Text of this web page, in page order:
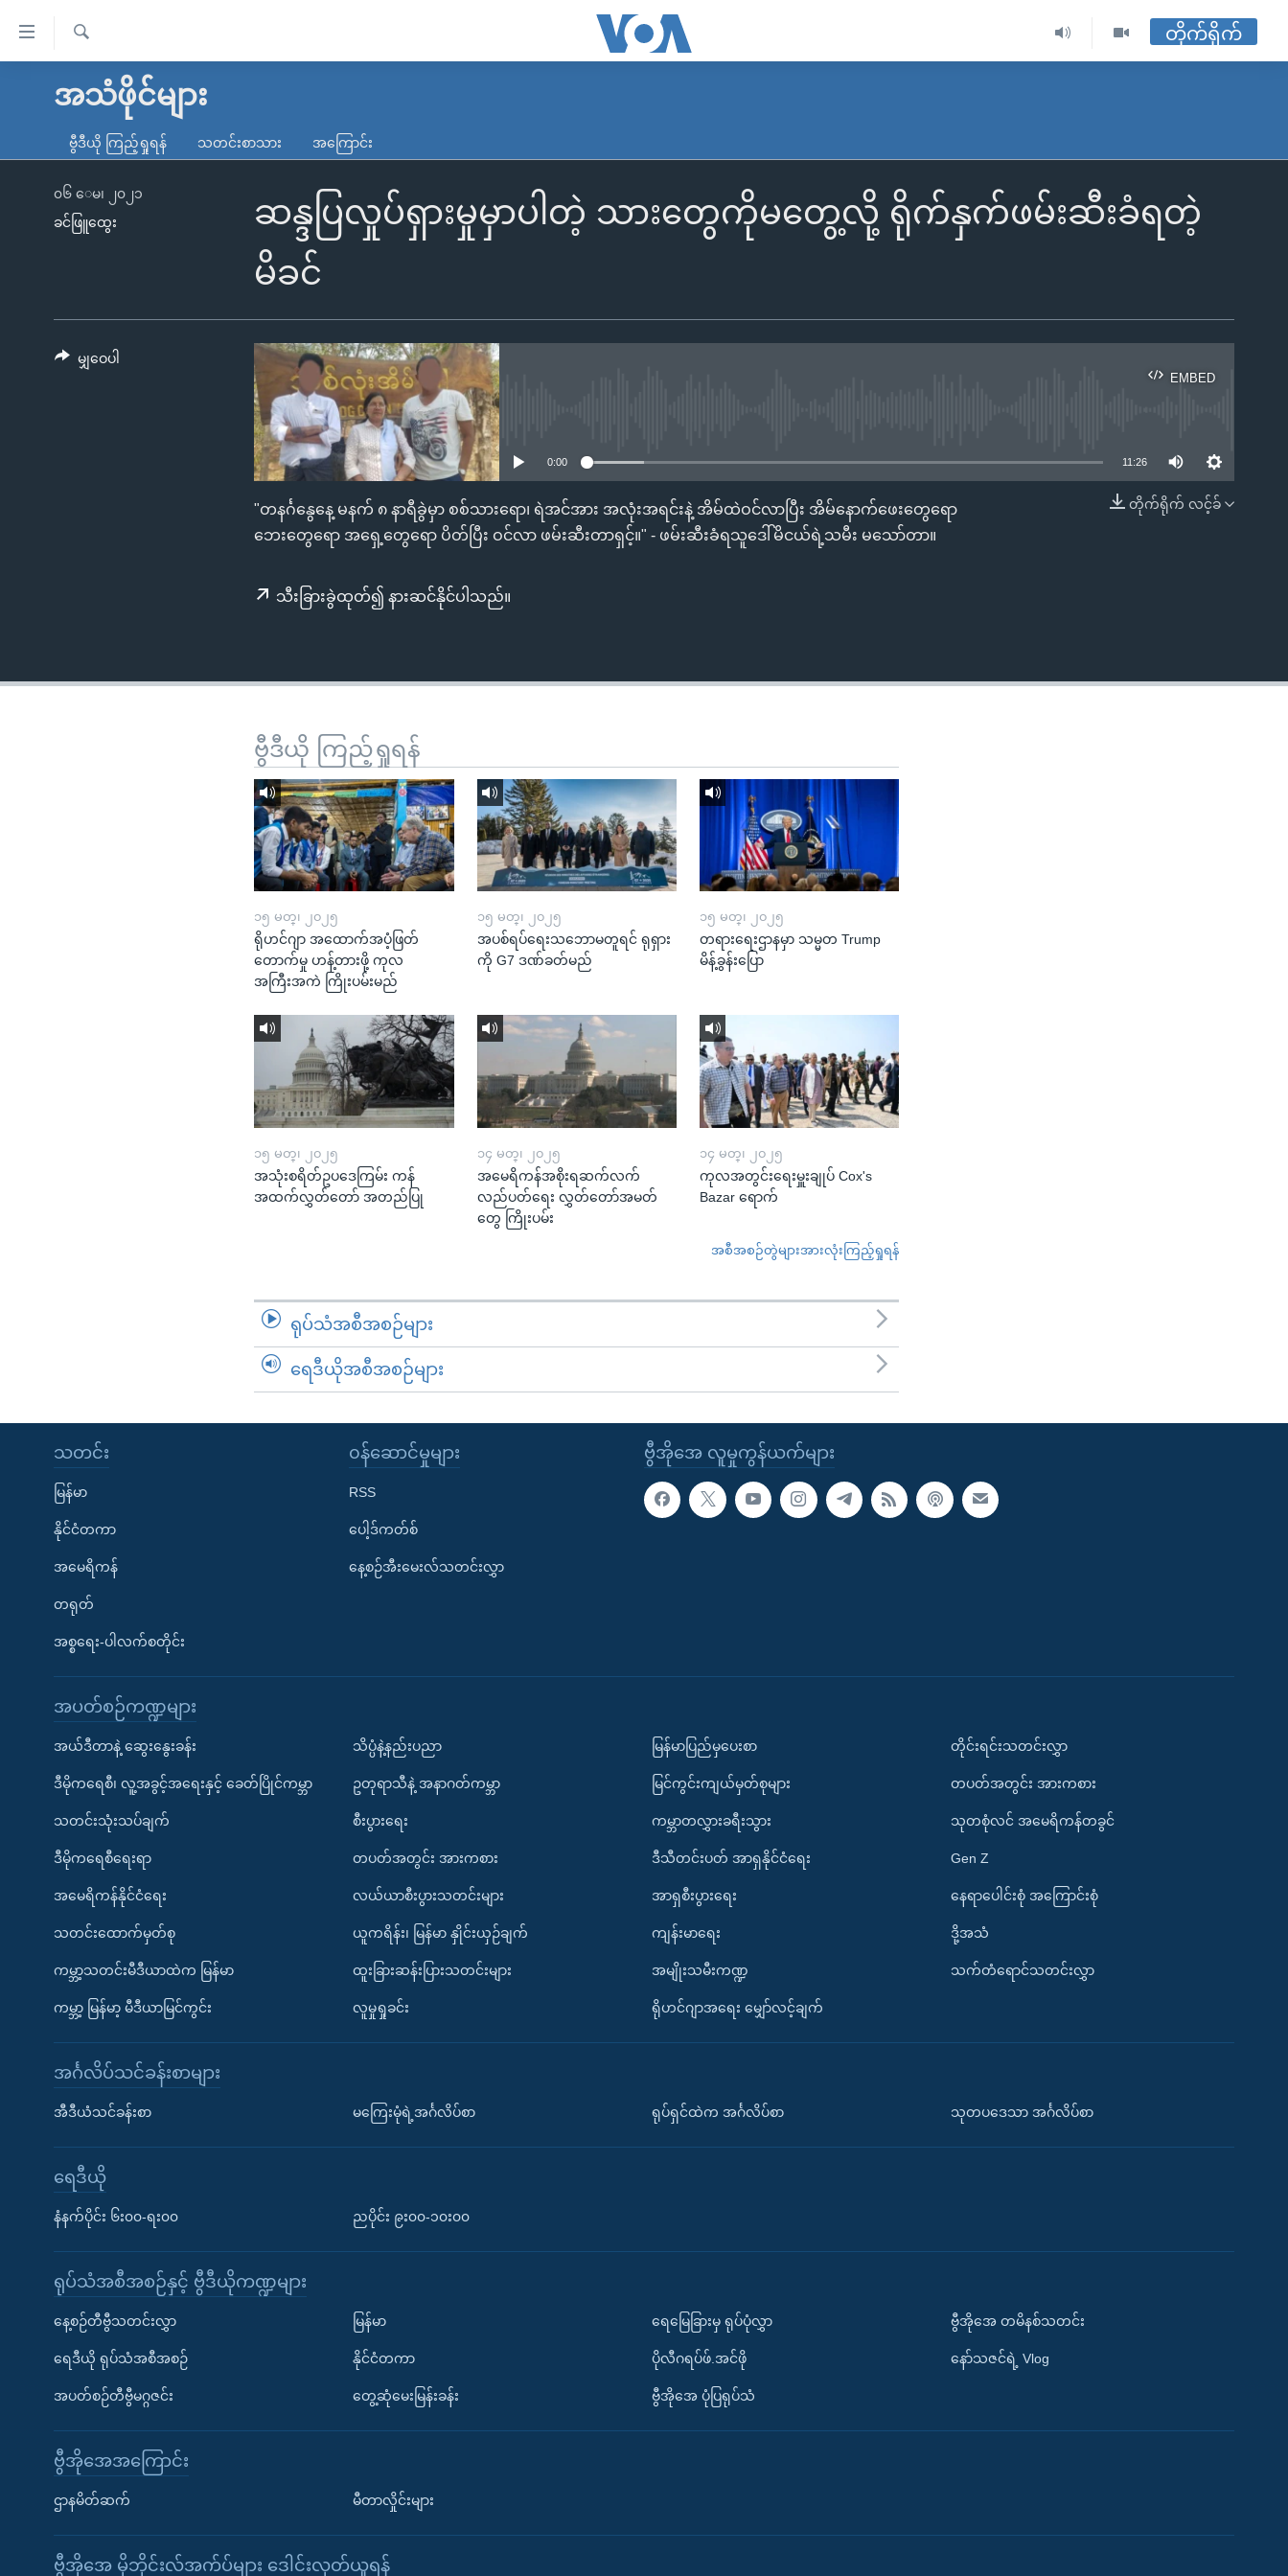
လွယ်ကူ
သည့်
မူလစာမျက်နှာ
ကမ္ဘာ့သတင်းများ
နိုင်ငံတကာ
အမေရိကန်
သတင်းလွတ်လပ်ခွင့်
မကြေးမုံရဲ့ အင်္ဂလိပ်စာ
ရေဒီယို
ရေဒီယိုနှင့်ရုပ်သံ အချက်အလက်များ
Learning English
ရ
တိုက်ရိုက်
အသံဖိုင်များ
ဗွီဒီယို ကြည့်ရှုရန် သတင်းစာသား အကြောင်း
ဆန္ဒပြလှုပ်ရှားမှုမှာပါတဲ့ သားတွေကိုမတွေ့လို့ ရိုက်နှက်ဖမ်းဆီးခံရတဲ့
မိခင်
၀၆ ေမ၊ ၂၀၂၁
ခင်ဖြူထွေး
EMBED
EMBED
0:00 11:26
တိုက်ရိုက် လင့်ခ်
"တနင်္ဂနွေနေ့ မနက် ၈ နာရီခွဲမှာ စစ်သားရော၊ ရဲအင်အား အလုံးအရင်းနဲ့ အိမ်ထဲဝင်လာပြီး အိမ်နောက်ဖေးတွေရော
ဘေးတွေရော အရှေ့တွေရော ပိတ်ပြီး ဝင်လာ ဖမ်းဆီးတာရှင့်။" - ဖမ်းဆီးခံရသူဒေါ်မိငယ်ရဲ့သမီး မသော်တာ။
သီးခြားခွဲထုတ်၍ နားဆင်နိုင်ပါသည်။
မျှဝေပါ
ဗွီဒီယို ကြည့်ရှုရန်
၁၅ မတ္၊ ၂၀၂၅
ရိုဟင်ဂျာ အထောက်အပံ့ဖြတ်
တောက်မှု ဟန့်တားဖို့ ကုလ
အကြီးအကဲ ကြိုးပမ်းမည်
၁၅ မတ္၊ ၂၀၂၅
အပစ်ရပ်ရေးသဘောမတူရင် ရုရှား
ကို G7 ဒဏ်ခတ်မည်
၁၅ မတ္၊ ၂၀၂၅
တရားရေးဌာနမှာ သမ္မတ Trump
မိန့်ခွန်းပြော
၁၅ မတ္၊ ၂၀၂၅
အသုံးစရိတ်ဥပဒေကြမ်း ကန်
အထက်လွှတ်တော် အတည်ပြု
၁၄ မတ္၊ ၂၀၂၅
အမေရိကန်အစိုးရဆက်လက်
လည်ပတ်ရေး လွှတ်တော်အမတ်
တွေ ကြိုးပမ်း
၁၄ မတ္၊ ၂၀၂၅
ကုလအတွင်းရေးမှူးချုပ် Cox's
Bazar ရောက်
အစီအစဉ်တွဲများအားလုံးကြည့်ရှုရန်
ရုပ်သံအစီအစဉ်များ
ရေဒီယိုအစီအစဉ်များ
ဗွီအိုအေ လူမှုကွန်ယက်များ
သတင်း
မြန်မာ
နိုင်ငံတကာ
အမေရိကန်
တရုတ်
အစ္စရေး-ပါလက်စတိုင်း
၀န်ဆောင်မှုများ
RSS
ပေါ့ဒ်ကတ်စ်
နေ့စဉ်အီးမေးလ်သတင်းလွှာ
အပတ်စဉ်ကဏ္ဍများ
အယ်ဒီတာနဲ့ ဆွေးနွေးခန်း
ဒီမိုကရေစီ၊ လူ့အခွင့်အရေးနှင့် ခေတ်ပြိုင်ကမ္ဘာ
သတင်းသုံးသပ်ချက်
ဒီမိုကရေစီရေးရာ
အမေရိကန်နိုင်ငံရေး
သတင်းထောက်မှတ်စု
ကမ္ဘာ့သတင်းမီဒီယာထဲက မြန်မာ
ကမ္ဘာ့ မြန်မာ့ မီဒီယာမြင်ကွင်း
သိပ္ပံနဲ့နည်းပညာ
ဥတုရာသီနဲ့ အနာဂတ်ကမ္ဘာ
စီးပွားရေး
တပတ်အတွင်း အားကစား
လယ်ယာစီးပွားသတင်းများ
ယူကရိန်း၊ မြန်မာ နှိုင်းယှဉ်ချက်
ထူးခြားဆန်းပြားသတင်းများ
လူမှုရှုခင်း
မြန်မာပြည်မှပေးစာ
မြင်ကွင်းကျယ်မှတ်စုများ
ကမ္ဘာတလွှားခရီးသွား
ဒီသီတင်းပတ် အာရှနိုင်ငံရေး
အာရှစီးပွားရေး
ကျန်းမာရေး
အမျိုးသမီးကဏ္ဍ
ရိုဟင်ဂျာအရေး မျှော်လင့်ချက်
တိုင်းရင်းသတင်းလွှာ
တပတ်အတွင်း အားကစား
သုတစုံလင် အမေရိကန်တခွင်
Gen Z
နေရာပေါင်းစုံ အကြောင်းစုံ
ဒို့အသံ
သက်တံရောင်သတင်းလွှာ
အင်္ဂလိပ်သင်ခန်းစာများ
အီဒီယံသင်ခန်းစာ မကြေးမုံရဲ့အင်္ဂလိပ်စာ ရုပ်ရှင်ထဲက အင်္ဂလိပ်စာ သုတပဒေသာ အင်္ဂလိပ်စာ
ရေဒီယို
နံနက်ပိုင်း ၆း၀၀-ရး၀၀ ညပိုင်း ၉း၀၀-၁၀း၀၀
ရုပ်သံအစီအစဉ်နှင့် ဗွီဒီယိုကဏ္ဍများ
နေ့စဉ်တီဗွီသတင်းလွှာ
ရေဒီယို ရုပ်သံအစီအစဉ်
အပတ်စဉ်တီဗွီမဂ္ဂဇင်း
မြန်မာ
နိုင်ငံတကာ
တွေ့ဆုံမေးမြန်းခန်း
ရေမြေခြားမှ ရုပ်ပုံလွှာ
ပိုလီဂရပ်ဖ်.အင်ဖို
ဗွီအိုအေ ပုံပြရုပ်သံ
ဗွီအိုအေ တမိနစ်သတင်း
နော်သဇင်ရဲ့ Vlog
ဗွီအိုအေအကြောင်း
ဌာနမိတ်ဆက် မီတာလှိုင်းများ
ဗွီအိုအေ မိုဘိုင်းလ်အက်ပ်များ ဒေါင်းလုတ်ယူရန်